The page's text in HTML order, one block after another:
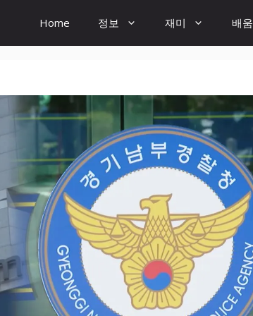
Home 정보 재미 배움